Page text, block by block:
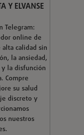
Y ELVANSE
Telegram:
online de
calidad sin
la ansiedad,
la disfunción
Compre
su salud
discreto y
nuestros